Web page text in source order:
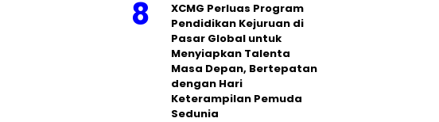
XCMG Perluas Program
Pendidikan Kejuruan di
Pasar Global untuk
Menyiapkan Talenta
Masa Depan, Bertepatan
dengan Hari
Keterampilan Pemuda
Sedunia